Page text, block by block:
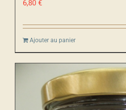
6,80 €
Ajouter au panier